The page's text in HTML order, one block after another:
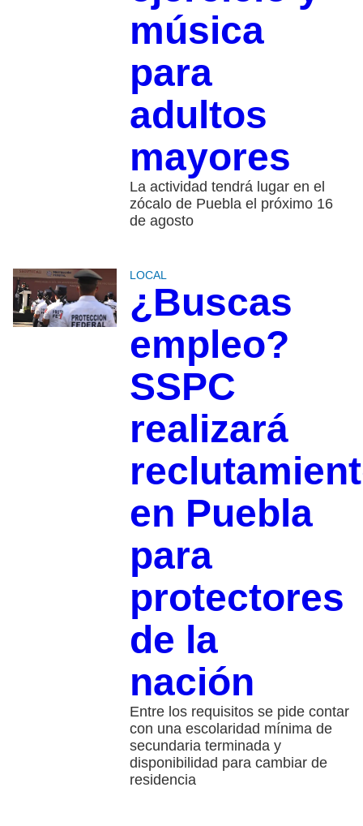
música
para
adultos
mayores
La actividad tendrá lugar en el
zócalo de Puebla el próximo 16
de agosto
LOCAL
¿Buscas
empleo?
SSPC
realizará
en Puebla
para
protectores
de la
nación
Entre los requisitos se pide contar
con una escolaridad mínima de
secundaria terminada y
disponibilidad para cambiar de
residencia